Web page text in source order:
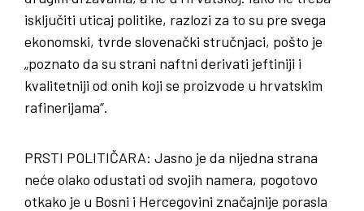
isključiti uticaj politike, razlozi za to su pre svega
ekonomski, tvrde slovenački stručnjaci, pošto je
„poznato da su strani naftni derivati jeftiniji i
kvalitetniji od onih koji se proizvode u hrvatskim
rafinerijama“.
PRSTI POLITIČARA: Jasno je da nijedna strana
neće olako odustati od svojih namera, pogotovo
otkako je u Bosni i Hercegovini značajnije porasla